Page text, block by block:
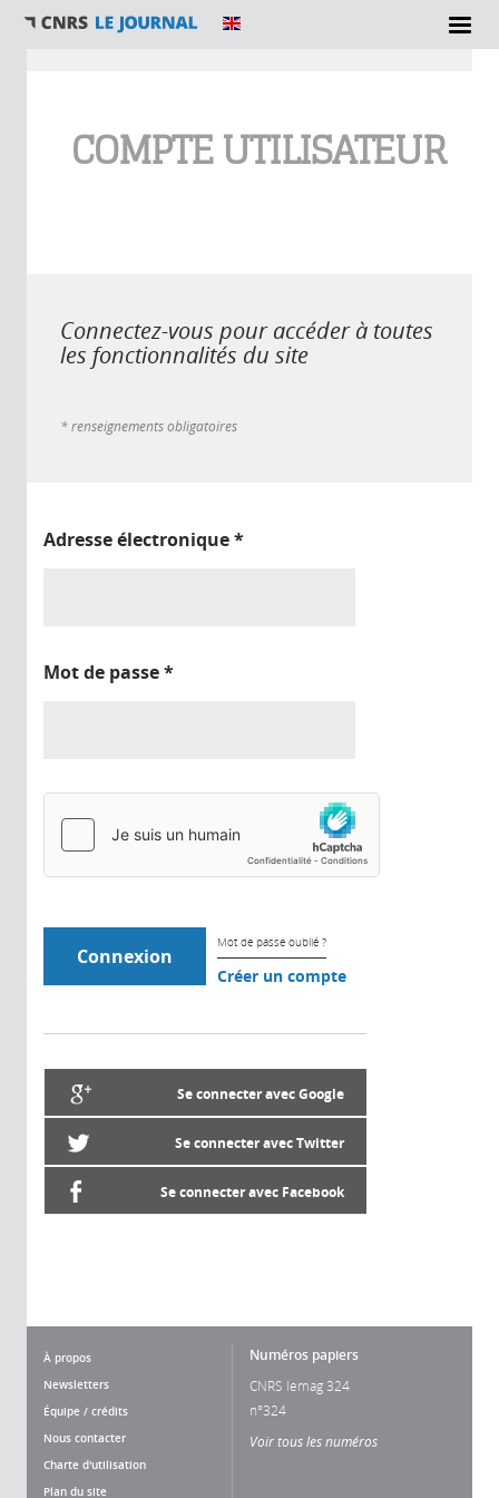
COMPTE UTILISATEUR
Connectez-vous pour accéder à toutes
les fonctionnalités du site
* renseignements obligatoires
Adresse électronique*
Mot de passe*
Mot de passe oublié ?
Créer un compte
Se connecter avec Google
Se connecter avec Twitter
Se connecter avec Facebook
À propos
Newsletters
Équipe / crédits
Nous contacter
Charte d'utilisation
Plan du site
Numéros papiers
CNRS lemag 324
n°324
Voir tous les numéros